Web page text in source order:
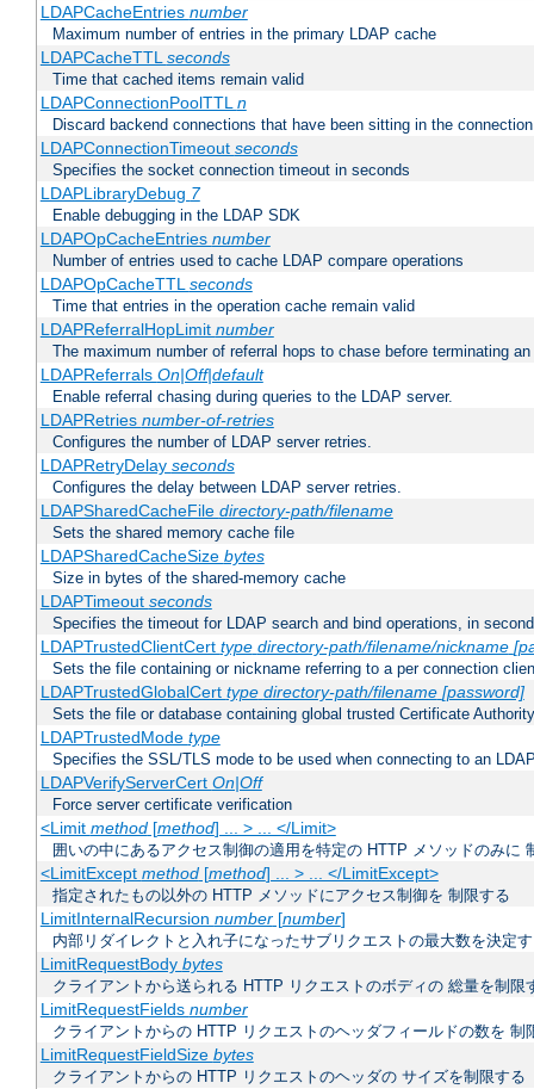
LDAPCacheEntries number
Maximum number of entries in the primary LDAP cache
LDAPCacheTTLseconds
Time that cached items remain valid
LDAPConnectionPoolTTLn
Discard backend connections that have been sitting in the
LDAPConnectionTimeout seconds
Specifies the socket connection timeout in seconds
LDAPLibraryDebug 7
Enable debugging in the LDAP SDK
LDAPOpCacheEntries number
Number of entries used to cache LDAP compare operations
LDAPOpCacheTTLseconds
Time that entries in the operation cache remain valid
LDAPReferralHopLimit number
The maximum number of referral hops to chase before terminating
LDAPReferrals On|Off|default
Enable referral chasing during queries to the LDAP server.
LDAPRetries number-of-retries
Configures the number of LDAP server retries.
LDAPRetryDelay seconds
Configures the delay between LDAP server retries.
LDAPSharedCacheFile directory-path/filename
Sets the shared memory cache file
LDAPSharedCacheSize bytes
Size in bytes of the shared-memory cache
LDAPTimeout seconds
Specifies the timeout for LDAP search and bind operations, in
LDAPTrustedClientCert type directory-path/filename/nickname
Sets the file containing or nickname referring to a per connection
LDAPTrustedGlobalCert type directory-path/filename [password]
Sets the file or database containing global trusted Certificate
LDAPTrustedMode type
Specifies the SSL/TLS mode to be used when connecting to an
LDAPVerifyServerCert On|Off
Force server certificate verification
<Limit method[method] ... > ... </Limit>
囲いの中にあるアクセス制御の適用を特定の HTTP メソッドのみに
<LimitExcept method[method] ... > ... </LimitExcept>
指定されたもの以外の HTTP メソッドにアクセス制御を 制限する
LimitInternalRecursion number[number]
内部リダイレクトと入れ子になったサブリクエストの最大数を決定
LimitRequestBody bytes
クライアントから送られる HTTP リクエストのボディの 総量を制限
LimitRequestFields number
クライアントからの HTTP リクエストのヘッダフィールドの数を 制
LimitRequestFieldSize bytes
クライアントからの HTTP リクエストのヘッダの サイズを制限する